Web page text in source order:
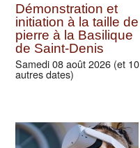
Démonstration et
initiation à la taille de
pierre à la Basilique
de Saint-Denis
Samedi 08 août 2026 (et 10
autres dates)